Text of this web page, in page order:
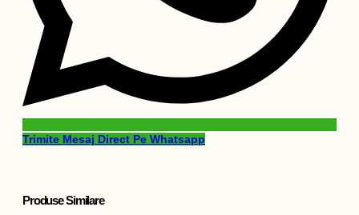
Trimite Mesaj Direct Pe Whatsapp
Produse Similare